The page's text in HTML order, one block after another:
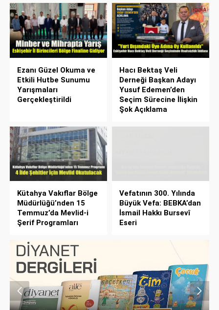
Ezanı Güzel Okuma ve
Etkili Hutbe Sunumu
Yarışmaları
Gerçekleştirildi
Hacı Bektaş Veli
Derneği Başkan Adayı
Yusuf Edemen’den
Seçim Sürecine İlişkin
Şok Açıklama
Kütahya Vakıflar Bölge
Müdürlüğü’nden 15
Temmuz’da Mevlid-i
Şerif Programları
Vefatının 300. Yılında
Büyük Vefa: BEBKA’dan
İsmail Hakkı Bursevî
Eseri